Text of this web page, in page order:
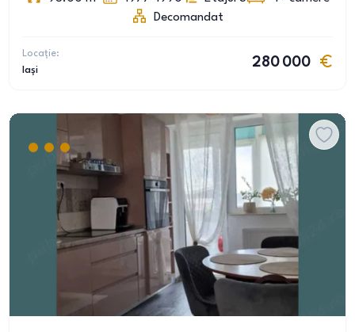
Decomandat
Locație:
Iași
280 000